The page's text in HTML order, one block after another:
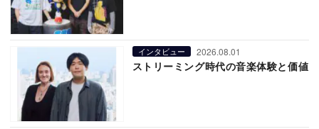
インタビュー 2026.08.01
ストリーミング時代の音楽体験と価値